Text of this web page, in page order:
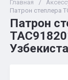
Главная /
Патрон степлера
Патрон